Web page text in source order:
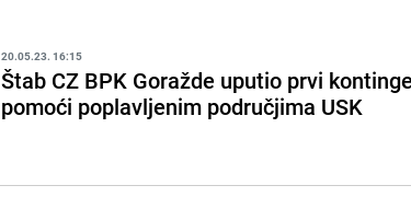
20.05.23. 16:15
Štab CZ BPK Goražde uputio prvi
pomoći poplavljenim područjima USK